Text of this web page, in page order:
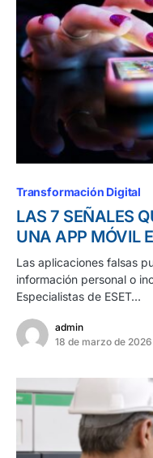
Transformación Digital
LAS 7 SEÑALES
UNA APP MÓVIL
Las aplicaciones falsas
información personal o
Especialistas de ESET…
admin
18 de marzo de 2026